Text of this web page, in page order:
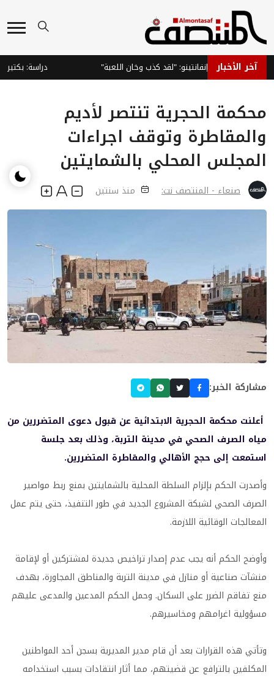
آخر الأخبار
يطالب بإقالة إنفانتينو: "لقد كذب وخان اللعبة" دراسة: بكتيريا
محكمة الحجرية تنتصر لأديم
والمقاطرة وتوقف اجراءات
المجلس المحلي بالشمايتين
صنعاء - المنتصف نت: منذ سنتين
مشاركة الخبر:
أعلنت محكمة الحجرية الابتدائية عن قبول دعوى المتضررين من
مياه الصرف الصحي في مدينة التربة، وذلك بعد جلسة
استمعت إلى حجج الأهالي والمقاطرة المتضررين.
وأصدرت الحكم بإلزام السلطة المحلية بالشمايتين بمنع ربط مواصير
الصرف الصحي لشبكة المشروع الجديد في طور التنفيذ، حتى يتم عمل
المعالجات الوقائية اللازمة.
وأوضح الحكم أنه يجب عدم إصدار تراخيص جديدة لمشتركين أو لإقامة
منشآت صناعية أو منازل في مدينة التربة والمناطق المجاورة، بهدف
منع تفاقم الضرر على السكان. وحمل الحكم المدعين والمدعى عليهم
مسؤولية اغرامهم ومخاسيرهم.
وتأتي هذه القرارات بعد أن قام مدير المديرية بسجن أحد المواطنين
المكلفين بالترافع عن قضيتهم، مما أثار انتقادات بسبب استخدامه